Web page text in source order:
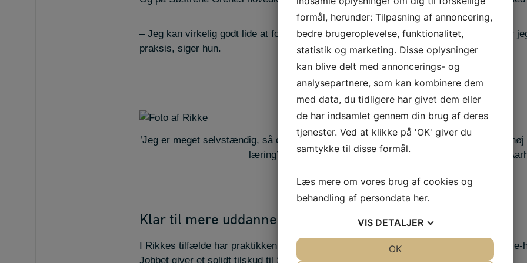
– Jeg kan virkelig godt lide at fordybe mig i ny teori, men jeg nyder lige så meget, når
praksis, siger hun.
’Jeg er meget selvstændig, så det har tiltalt mig meget at studere online, hvor man i
læring’, siger Rikke, som tog sin MFØ på IBA fra sit hjem i
Klar til mere uddannelse
I Rikkes tilfælde har praktikken tilmed ført til et studiejob, hvor hun skal arbejde med e-
Jobbet giver et solidt tilskud til SU’en, når hun nu tager fat på sin næste uddannelse.
formål, herunder: Tilpasning af annoncering,
bedre brugeroplevelse, funktionalitet,
statistik og marketing. Disse oplysninger
kan blive delt med annoncerings- og
analysepartnere, som kan kombinere dem
med data, du tidligere har givet dem eller
de har indsamlet gennem din brug af deres
tjenester. Ved at klikke på 'OK' giver du
samtykke til disse formål.
Læs mere om vores brug af cookies og
behandling af persondata her.
VIS DETALJER
OK